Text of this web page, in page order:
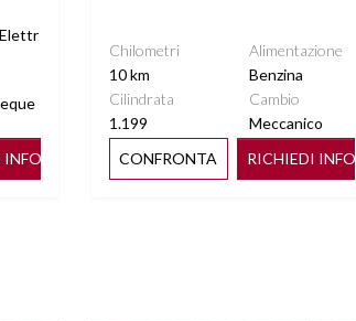
STEREO CON MONITOR
TOUCHSCREEN
TFT
INFO
Chilometri
10 km
Alimentazione
Benzina
Cilindrata
1.199
Cambio
Meccanico
CONFRONTA
RICHIEDI INFO